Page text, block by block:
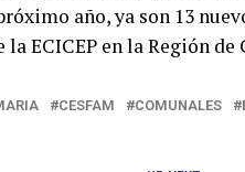
año, ya son 13
ECICEP en la Región de
CESFAM COMUNALES